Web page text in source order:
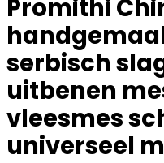
Promithi
serbisch
uitbenen
vleesmes
universeel